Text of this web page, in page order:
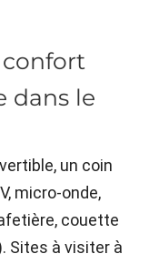
dans le
un coin
micro-onde,
couette
Sites à visiter à